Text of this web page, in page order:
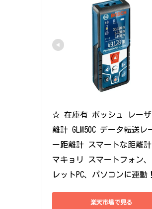
☆ 在庫有 ボッシュ レーザ
離計 GLM50C データ転送レ
ー距離計 スマートな距離
マキョリ スマートフォン
レットPC、パソコンに連動！
楽天市場で見る